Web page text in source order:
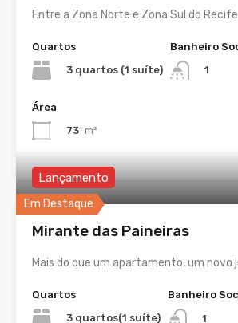
Entre a Zona Norte e Zona Sul do
Quartos
3 quartos (1 suíte)
Banheiro
1
Área
73 m²
Em Destaque
Lançamento
Mirante das Paineiras
Mais do que um apartamento, um novo
Quartos
3 quartos(1 suíte)
Banheiro
1